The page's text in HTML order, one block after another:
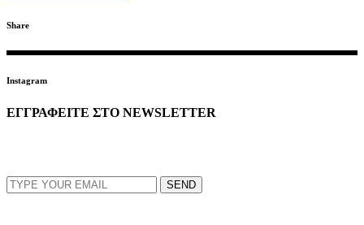
Share
Instagram
ΕΓΓΡΑΦΕΙΤΕ ΣΤΟ NEWSLETTER